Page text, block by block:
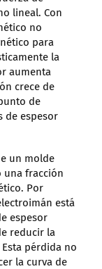
lineal. Con
no
para
la
aumenta
crece de
de
de espesor
un molde
una fracción
Por
está
espesor
reducir la
pérdida no
la curva de